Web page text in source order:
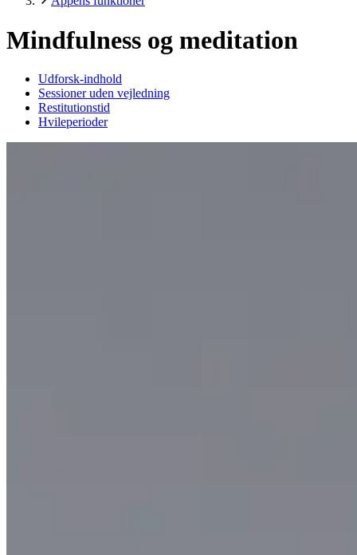
Mindfulness og meditation
Udforsk-indhold
Sessioner uden vejledning
Restitutionstid
Hvileperioder